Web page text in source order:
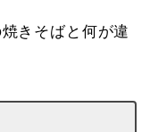
きそばと何が違